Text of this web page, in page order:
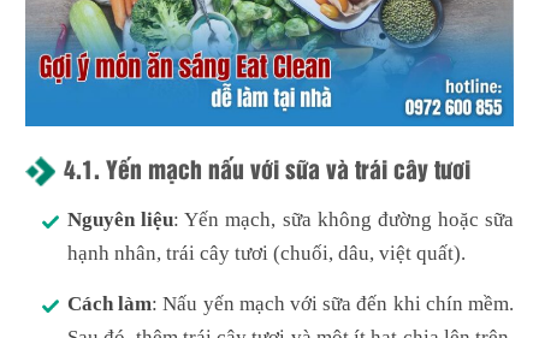
4.1.Yến mạch nấu với sữa và trái cây tươi
Nguyên liệu: Yến mạch, sữa không đường hoặc sữa
hạnh nhân, trái cây tươi (chuối, dâu, việt quất).
Cách làm: Nấu yến mạch với sữa đến khi chín mềm.